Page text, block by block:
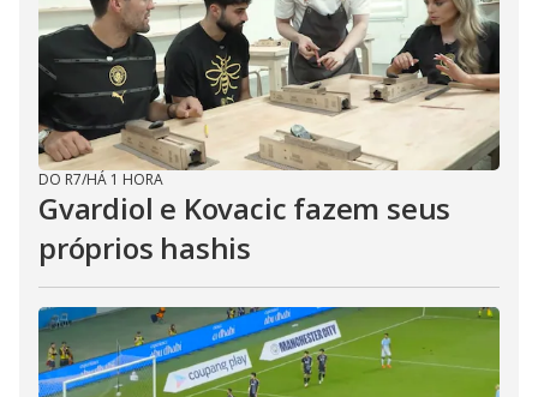
DO R7/HÁ 1 HORA
Gvardiol e Kovacic fazem seus
próprios hashis